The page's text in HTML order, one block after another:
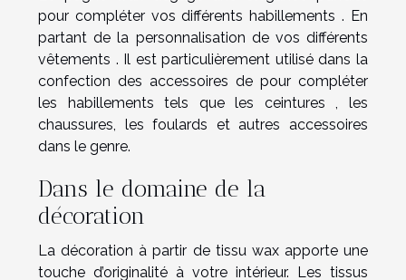
pour compléter vos différents habillements . En
partant de la personnalisation de vos différents
vêtements . Il est particulièrement utilisé dans la
confection des accessoires de pour compléter
les habillements tels que les ceintures , les
chaussures, les foulards et autres accessoires
dans le genre.
Dans le domaine de la
décoration
La décoration à partir de tissu wax apporte une
touche d’originalité à votre intérieur. Les tissus